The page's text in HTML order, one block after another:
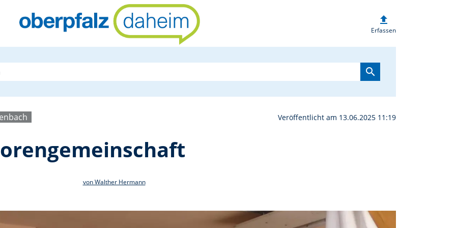
Grillfest der Seniorengemeinschaft
upload
Erfassen
search
Veröffentlicht am 13.06.2025 11:19
von Walther Hermann